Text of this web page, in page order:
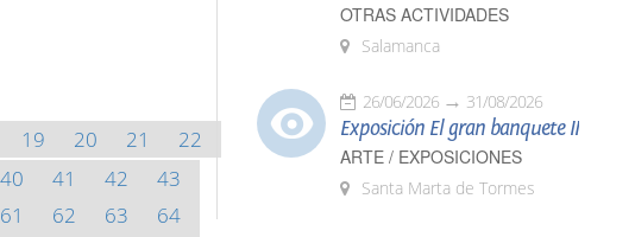
19 20 21
22
40 41 42
43
61 62 63
64
OTRAS ACTIVIDADES
Salamanca
26/06/2026 31/08/2026
Exposición El gran banquete II
ARTE / EXPOSICIONES
Santa Marta de Tormes